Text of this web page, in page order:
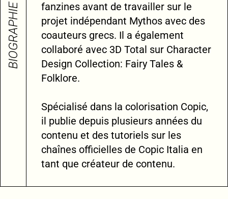
BIOGRAPHIE
fanzines avant de travailler sur le
projet indépendant Mythos avec des
coauteurs grecs. Il a également
collaboré avec 3D Total sur Character
Design Collection: Fairy Tales &
Folklore.
Spécialisé dans la colorisation Copic,
il publie depuis plusieurs années du
contenu et des tutoriels sur les
chaînes officielles de Copic Italia en
tant que créateur de contenu.